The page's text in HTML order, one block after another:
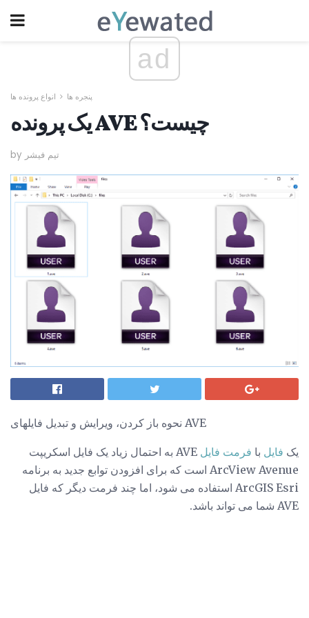
ad
پنجره ها انواع پرونده ها
یک پرونده AVE چیست؟
by تیم فیشر
نحوه باز کردن، ویرایش و تبدیل فایلهای AVE
یک فایل با فرمت فایل
AVE به احتمال زیاد یک فایل اسکریپت
ArcView Avenue است که برای افزودن توابع جدید به برنامه
ArcGIS Esri استفاده می شود، اما چند فرمت دیگر که فایل
AVE شما می تواند باشد.